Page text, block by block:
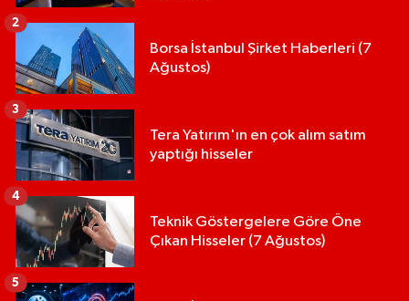
Borsa İstanbul Şirket Haberleri (7
Ağustos)
2
Tera Yatırım'ın en çok alım satım
yaptığı hisseler
3
Teknik Göstergelere Göre Öne
Çıkan Hisseler (7 Ağustos)
4
5